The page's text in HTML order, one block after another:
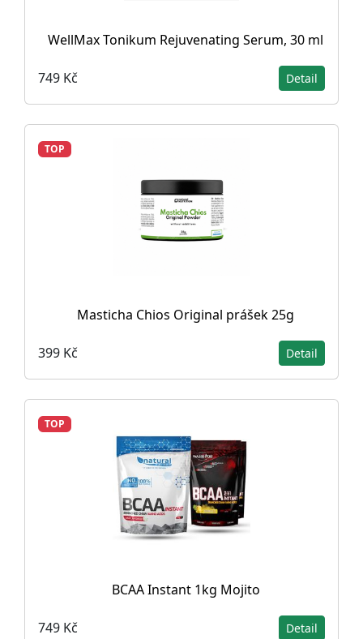
WellMax Tonikum Rejuvenating Serum, 30 ml
749 Kč Detail
TOP
Masticha Chios Original prášek 25g
399 Kč Detail
TOP
BCAA Instant 1kg Mojito
749 Kč Detail